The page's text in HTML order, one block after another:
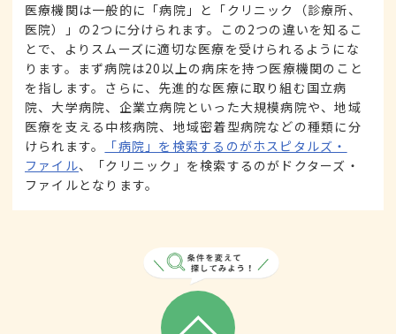
医療機関は一般的に「病院」と「クリニック（診療所、
医院）」の2つに分けられます。この2つの違いを知るこ
とで、よりスムーズに適切な医療を受けられるようにな
ります。まず病院は20以上の病床を持つ医療機関のこと
を指します。さらに、先進的な医療に取り組む国立病
院、大学病院、企業立病院といった大規模病院や、地域
医療を支える中核病院、地域密着型病院などの種類に分
けられます。
「病院」を検索するのがホスピタルズ・
ファイル、「クリニック」を検索するのがドクターズ・
ファイルとなります。